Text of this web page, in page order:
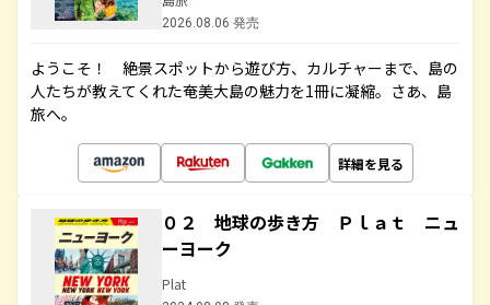
2026.08.06 発売
ようこそ！ 絶景スポットから遊び方、カルチャーまで、島の
人たちが教えてくれた奄美大島の魅力を1冊に凝縮。さあ、島
旅へ。
詳細を見る
０２ 地球の歩き方 Ｐｌａｔ ニュ
ーヨーク
Plat